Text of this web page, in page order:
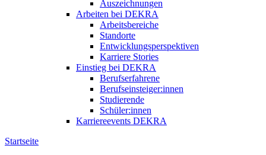
Auszeichnungen
Arbeiten bei DEKRA
Arbeitsbereiche
Standorte
Entwicklungsperspektiven
Karriere Stories
Einstieg bei DEKRA
Berufserfahrene
Berufseinsteiger:innen
Studierende
Schüler:innen
Karriereevents DEKRA
Startseite